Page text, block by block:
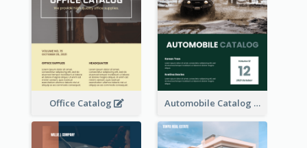
Office Catalog Automobile Catalog